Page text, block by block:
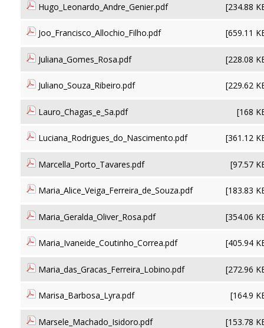
Hugo_Leonardo_Andre_Genier.pdf [234.88
Joo_Francisco_Allochio_Filho.pdf [659.11
Juliana_Gomes_Rosa.pdf [228.08
Juliano_Souza_Ribeiro.pdf [229.62
Lauro_Chagas_e_Sa.pdf [168
Luciana_Rodrigues_do_Nascimento.pdf [361.12
Marcella_Porto_Tavares.pdf [97.57
Maria_Alice_Veiga_Ferreira_de_Souza.pdf [183.83
Maria_Geralda_Oliver_Rosa.pdf [354.06
Maria_Ivaneide_Coutinho_Correa.pdf [405.94
Maria_das_Gracas_Ferreira_Lobino.pdf [272.96
Marisa_Barbosa_Lyra.pdf [164.9
Marsele_Machado_Isidoro.pdf [153.78